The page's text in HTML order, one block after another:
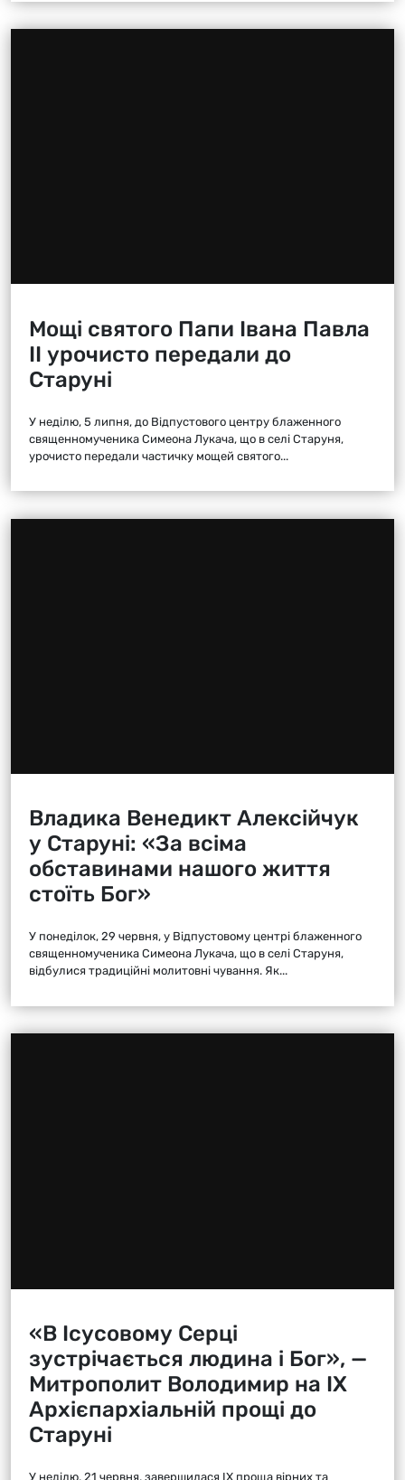
Мощі святого Папи Івана Павла
ІІ урочисто передали до
Старуні
У неділю, 5 липня, до Відпустового центру блаженного
священномученика Симеона Лукача, що в селі Старуня,
урочисто передали частичку мощей святого...
Владика Венедикт Алексійчук
у Старуні: «За всіма
обставинами нашого життя
стоїть Бог»
У понеділок, 29 червня, у Відпустовому центрі блаженного
священномученика Симеона Лукача, що в селі Старуня,
відбулися традиційні молитовні чування. Як...
«В Ісусовому Серці
зустрічається людина і Бог», —
Митрополит Володимир на ІХ
Архієпархіальній прощі до
Старуні
У неділю, 21 червня, завершилася ІХ проща вірних та